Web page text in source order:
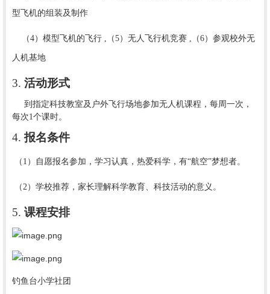
型飞机的组装及制作
（4）模型飞机的飞行 ,（5）无人飞行机竞赛 ,（6）参观校外无
人机基地
3. 活动形式
到指定科技教室及户外飞行场地参加无人机课程，每周一次，
每次1个课时。
4.报名条件
（ 1）自愿报名参加，学习认真，热爱科学，有“航空”梦想者。
（2）学校推荐，家长理解科学教育、科技活动的意义。
5. 课程安排
钓鱼台小学社团